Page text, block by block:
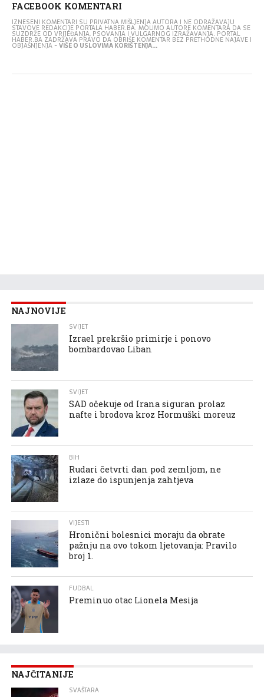
FACEBOOK KOMENTARI
IZNESENI KOMENTARI SU PRIVATNA MIŠLJENJA AUTORA I NE ODRAŽAVAJU
STAVOVE REDAKCIJE PORTALA HABER.BA. MOLIMO AUTORE KOMENTARA DA SE
SUZDRŽE OD VRIJEĐANJA, PSOVANJA I VULGARNOG IZRAŽAVANJA. PORTAL
HABER.BA ZADRŽAVA PRAVO DA OBRIŠE KOMENTAR BEZ PRETHODNE NAJAVE I
OBJAŠNJENJA -VIŠE O USLOVIMA KORIŠTENJA...
NAJNOVIJE
SVIJET
Izrael prekršio primirje i ponovo
bombardovao Liban
SVIJET
SAD očekuje od Irana siguran prolaz
nafte i brodova kroz Hormuški moreuz
BIH
Rudari četvrti dan pod zemljom, ne
izlaze do ispunjenja zahtjeva
VIJESTI
Hronični bolesnici moraju da obrate
pažnju na ovo tokom ljetovanja: Pravilo
broj 1.
FUDBAL
Preminuo otac Lionela Mesija
NAJČITANIJE
SVAŠTARA